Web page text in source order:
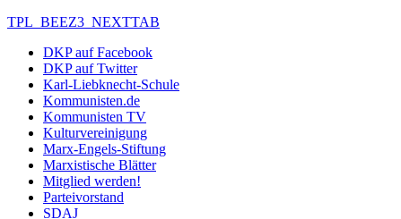
TPL_BEEZ3_NEXTTAB
DKP auf Facebook
DKP auf Twitter
Karl-Liebknecht-Schule
Kommunisten.de
Kommunisten TV
Kulturvereinigung
Marx-Engels-Stiftung
Marxistische Blätter
Mitglied werden!
Parteivorstand
SDAJ